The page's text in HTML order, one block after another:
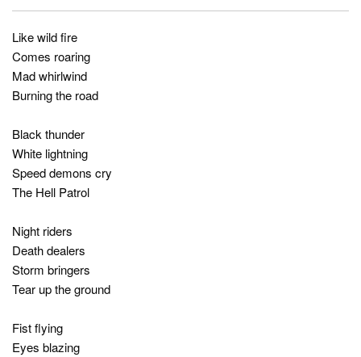
Like wild fire
Comes roaring
Mad whirlwind
Burning the road
Black thunder
White lightning
Speed demons cry
The Hell Patrol
Night riders
Death dealers
Storm bringers
Tear up the ground
Fist flying
Eyes blazing